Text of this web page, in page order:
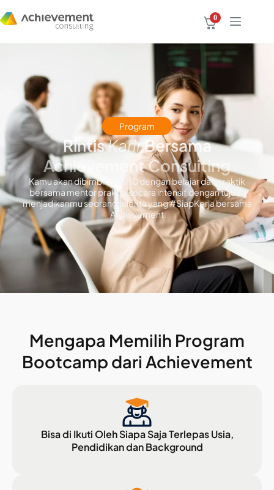
0
Program
RintisKarir Bersama
Achievement Consuiting
Kamu akan dibimbing dari 0 dengan belajar dan praktik
bersama mentor praktisi secara intensif dengan tujuan
menjadikanmu seorang talenta yang #SiapKerja bersama
Achievement
Mengapa Memilih Program
Bootcamp dari Achievement
Bisa di Ikuti Oleh Siapa Saja Terlepas Usia,
Pendidikan dan Background